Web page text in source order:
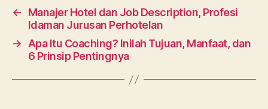
←
Manajer Hotel dan Job Description, Profesi
Idaman Jurusan Perhotelan
→
Apa Itu Coaching? Inilah Tujuan, Manfaat, dan
6 Prinsip Pentingnya